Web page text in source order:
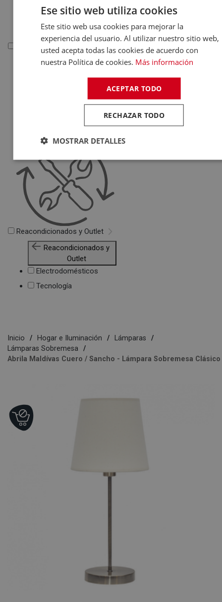
Deportivas
Telefonía
Telefonía
Reacondicionados y Outlet
Reacondicionados y
Outlet
Electrodomésticos
Tecnología
Inicio Hogar e Iluminación
Lámparas
Lámparas Sobremesa
Abrila Maldívas Cuero / Sancho - Lámpara Sobremesa Clásico
Ese sitio web utiliza cookies
Este sitio web usa cookies para mejorar la
experiencia del usuario. Al utilizar nuestro sitio web,
usted acepta todas las cookies de acuerdo con
nuestra Política de cookies. Más información
ACEPTAR TODO
RECHAZAR TODO
MOSTRAR DETALLES